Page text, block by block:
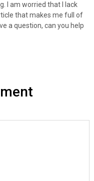
I am worried that I lack
that makes me full of
a question, can you help